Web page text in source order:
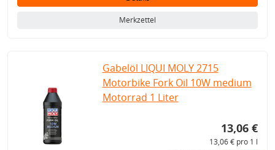
Merkzettel
Gabelöl LIQUI MOLY 2715
Motorbike Fork Oil 10W medium
Motorrad 1 Liter
13,06 €
13,06 € pro 1 l